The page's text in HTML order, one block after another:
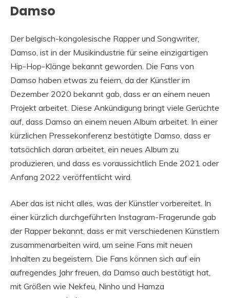
Damso
Der belgisch-kongolesische Rapper und Songwriter,
Damso, ist in der Musikindustrie für seine einzigartigen
Hip-Hop-Klänge bekannt geworden. Die Fans von
Damso haben etwas zu feiern, da der Künstler im
Dezember 2020 bekannt gab, dass er an einem neuen
Projekt arbeitet. Diese Ankündigung bringt viele Gerüchte
auf, dass Damso an einem neuen Album arbeitet. In einer
kürzlichen Pressekonferenz bestätigte Damso, dass er
tatsächlich daran arbeitet, ein neues Album zu
produzieren, und dass es voraussichtlich Ende 2021 oder
Anfang 2022 veröffentlicht wird.
Aber das ist nicht alles, was der Künstler vorbereitet. In
einer kürzlich durchgeführten Instagram-Fragerunde gab
der Rapper bekannt, dass er mit verschiedenen Künstlern
zusammenarbeiten wird, um seine Fans mit neuen
Inhalten zu begeistern. Die Fans können sich auf ein
aufregendes Jahr freuen, da Damso auch bestätigt hat,
mit Größen wie Nekfeu, Ninho und Hamza